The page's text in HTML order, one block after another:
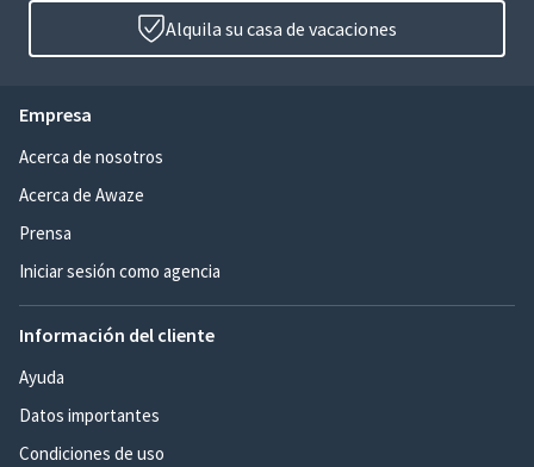
Alquila su casa de vacaciones
Empresa
Acerca de nosotros
Acerca de Awaze
Prensa
Iniciar sesión como agencia
Información del cliente
Ayuda
Datos importantes
Condiciones de uso